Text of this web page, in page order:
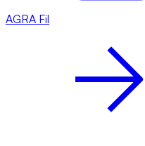
AGRA Fil